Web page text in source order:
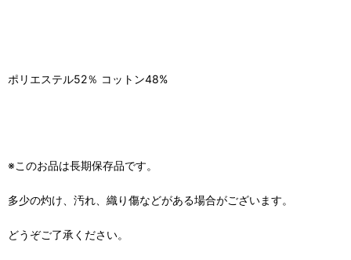
ポリエステル52％ コットン48%
※このお品は長期保存品です。
多少の灼け、汚れ、織り傷などがある場合がございます。
どうぞご了承ください。